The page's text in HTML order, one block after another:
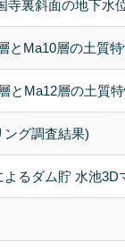
寺裏斜面の地下水
とMa10層の土質
とMa12層の土質
グ調査結果)
るダム貯 水池3D